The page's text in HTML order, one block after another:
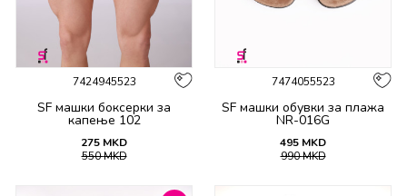
7424945523
SF машки боксерки за
капење 102
275 MKD
550MKD
7474055523
SF машки обувки за плажа
NR-016G
495 MKD
990MKD